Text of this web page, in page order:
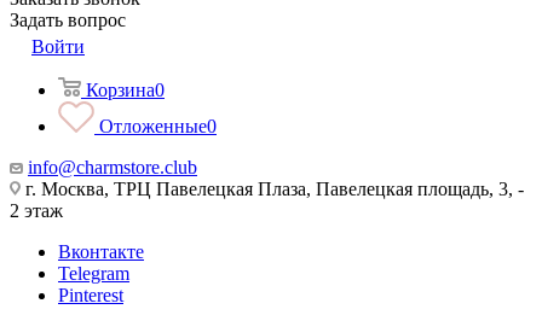
Задать вопрос
Войти
Корзина0
Отложенные0
info@charmstore.club
г. Москва, ТРЦ Павелецкая Плаза, Павелецкая площадь, 3, -
2 этаж
Вконтакте
Telegram
Pinterest